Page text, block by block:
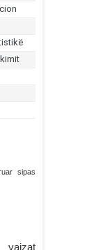
sipas
vajzat